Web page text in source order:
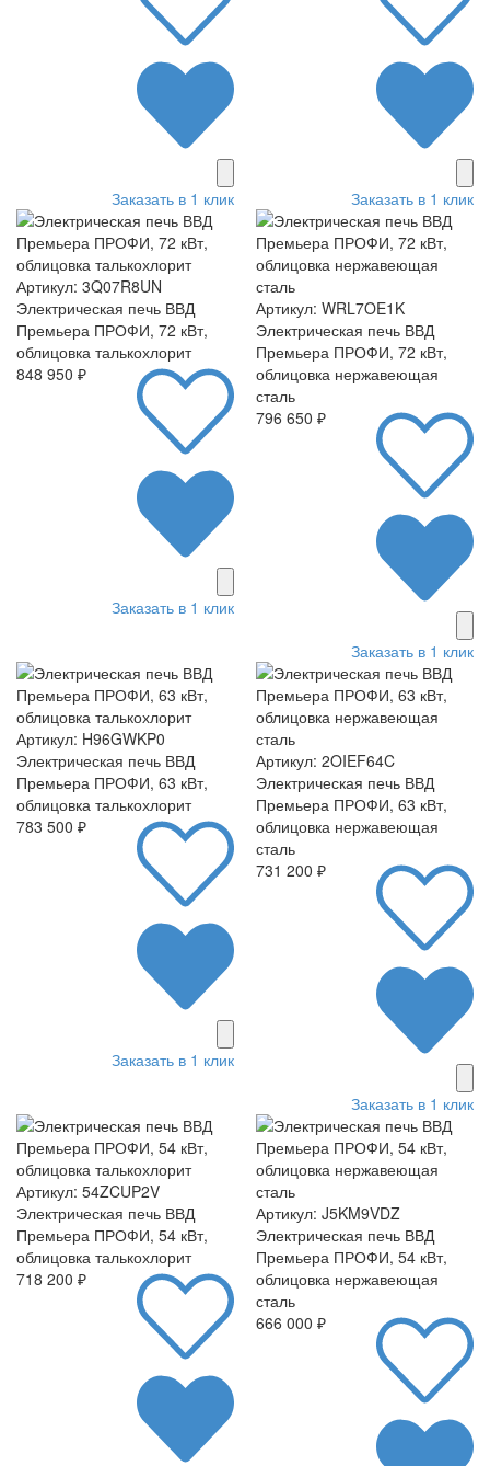
Заказать в 1 клик Заказать в 1 клик
Артикул: 3Q07R8UN
Электрическая печь ВВД
Премьера ПРОФИ, 72 кВт,
облицовка талькохлорит
848 950 ₽
Заказать в 1 клик
Артикул: WRL7OE1K
Электрическая печь ВВД
Премьера ПРОФИ, 72 кВт,
облицовка нержавеющая
сталь
796 650 ₽
Заказать в 1 клик
Артикул: H96GWKP0
Электрическая печь ВВД
Премьера ПРОФИ, 63 кВт,
облицовка талькохлорит
783 500 ₽
Заказать в 1 клик
Артикул: 2OIEF64C
Электрическая печь ВВД
Премьера ПРОФИ, 63 кВт,
облицовка нержавеющая
сталь
731 200 ₽
Заказать в 1 клик
Артикул: 54ZCUP2V
Электрическая печь ВВД
Премьера ПРОФИ, 54 кВт,
облицовка талькохлорит
718 200 ₽
Артикул: J5KM9VDZ
Электрическая печь ВВД
Премьера ПРОФИ, 54 кВт,
облицовка нержавеющая
сталь
666 000 ₽